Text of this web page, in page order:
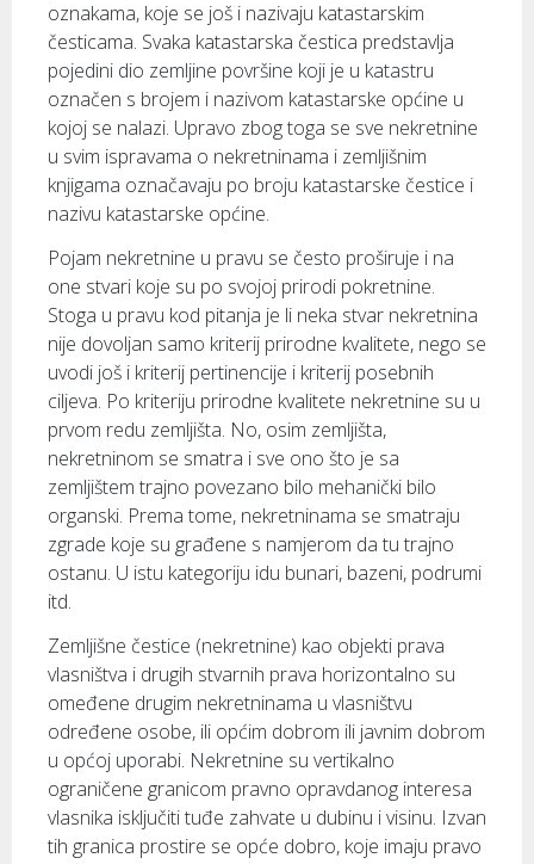
oznakama, koje se još i nazivaju katastarskim
česticama. Svaka katastarska čestica predstavlja
pojedini dio zemljine površine koji je u katastru
označen s brojem i nazivom katastarske općine u
kojoj se nalazi. Upravo zbog toga se sve nekretnine
u svim ispravama o nekretninama i zemljišnim
knjigama označavaju po broju katastarske čestice i
nazivu katastarske općine.
Pojam nekretnine u pravu se često proširuje i na
one stvari koje su po svojoj prirodi pokretnine.
Stoga u pravu kod pitanja je li neka stvar nekretnina
nije dovoljan samo kriterij prirodne kvalitete, nego se
uvodi još i kriterij pertinencije i kriterij posebnih
ciljeva. Po kriteriju prirodne kvalitete nekretnine su u
prvom redu zemljišta. No, osim zemljišta,
nekretninom se smatra i sve ono što je sa
zemljištem trajno povezano bilo mehanički bilo
organski. Prema tome, nekretninama se smatraju
zgrade koje su građene s namjerom da tu trajno
ostanu. U istu kategoriju idu bunari, bazeni, podrumi
itd.
Zemljišne čestice (nekretnine) kao objekti prava
vlasništva i drugih stvarnih prava horizontalno su
omeđene drugim nekretninama u vlasništvu
određene osobe, ili općim dobrom ili javnim dobrom
u općoj uporabi. Nekretnine su vertikalno
ograničene granicom pravno opravdanog interesa
vlasnika isključiti tuđe zahvate u dubinu i visinu. Izvan
tih granica prostire se opće dobro, koje imaju pravo